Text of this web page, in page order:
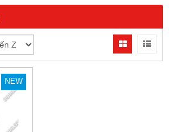
NEW